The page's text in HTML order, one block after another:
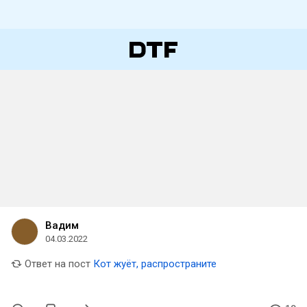
Вадим
04.03.2022
Ответ на пост Кот жуёт, распространите